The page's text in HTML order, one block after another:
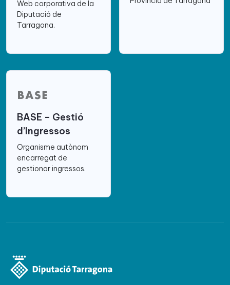
Web corporativa de la
Diputació de
Tarragona.
BASE – Gestió
d’Ingressos
Organisme autònom
encarregat de
gestionar ingressos.